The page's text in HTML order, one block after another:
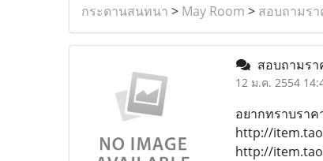
กระดานสนทนา > May Room > สอบถามร
สอบถามรา
12 ม.ค. 2554
อยากทราบราค
http://
http://